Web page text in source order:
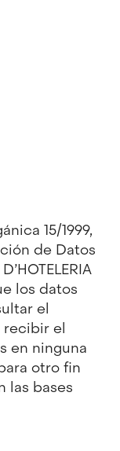
15/1999,
de Datos
los datos
el
recibir el
en ninguna
otro fin
las bases